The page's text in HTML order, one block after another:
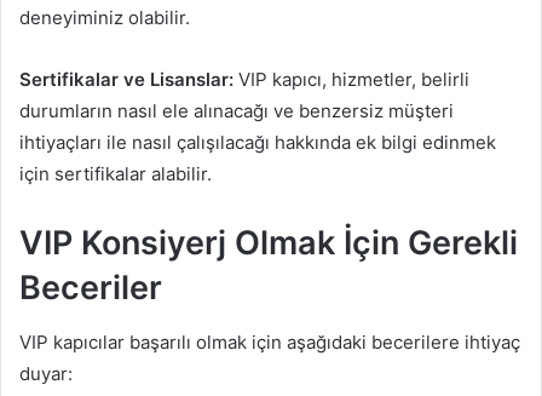
deneyiminiz olabilir.
Sertifikalar ve Lisanslar: VIP kapıcı, hizmetler, belirli
durumların nasıl ele alınacağı ve benzersiz müşteri
ihtiyaçları ile nasıl çalışılacağı hakkında ek bilgi edinmek
için sertifikalar alabilir.
VIP Konsiyerj Olmak İçin Gerekli
Beceriler
VIP kapıcılar başarılı olmak için aşağıdaki becerilere ihtiyaç
duyar: